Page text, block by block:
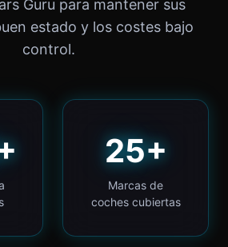
Guru para mantener sus
estado y los costes bajo
control.
25+
Marcas de
coches cubiertas